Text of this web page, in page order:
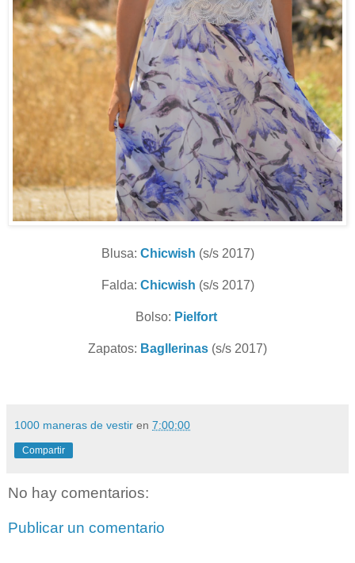
Blusa: Chicwish (s/s 2017)
Falda: Chicwish (s/s 2017)
Bolso: Pielfort
Zapatos: Bagllerinas (s/s 2017)
1000 maneras de vestir en 7:00:00
Compartir
No hay comentarios:
Publicar un comentario